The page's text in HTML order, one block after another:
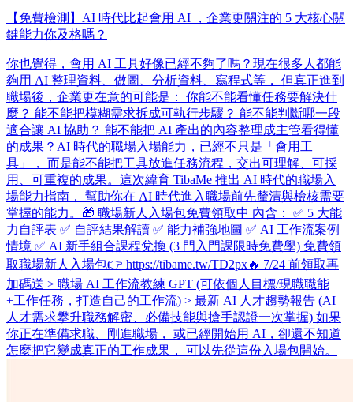
【免費檢測】AI 時代比起會用 AI ，企業更關注的 5 大核心關
鍵能力你及格嗎？
你也覺得，會用 AI 工具好像已經不夠了嗎？ ​ 現在很多人都能
夠用 AI 整理資料、做圖、分析資料、寫程式等， 但真正進到
職場後，企業更在意的可能是： 你能不能看懂任務要解決什
麼？ 能不能把模糊需求拆成可執行步驟？ 能不能判斷哪一段
適合讓 AI 協助？ 能不能把 AI 產出的內容整理成主管看得懂
的成果？ ​ AI 時代的職場入場能力，已經不只是「會用工
具」， 而是能不能把工具放進任務流程，交出可理解、可採
用、可重複的成果。 ​ 這次緯育 TibaMe 推出 AI 時代的職場入
場能力指南， 幫助你在 AI 時代進入職場前先釐清與檢核需要
掌握的能力。 ​ 🎁 職場新人入場包免費領取中 內含： ✅ 5 大能
力自評表 ✅ 自評結果解讀 ✅ 能力補強地圖 ✅ AI 工作流案例
情境 ✅ AI 新手組合課程兌換 (3 門入門課限時免費學) 免費領
取職場新人入場包👉 https://tibame.tw/TD2px ​ 🔥 7/24 前領取再
加碼送 > 職場 AI 工作流教練 GPT (可依個人目標/現職職能
+工作任務，打造自己的工作流) > 最新 AI 人才趨勢報告 (AI
人才需求攀升職務解密、必備技能與搶手認證一次掌握) 如果
你正在準備求職、剛進職場， 或已經開始用 AI，卻還不知道
怎麼把它變成真正的工作成果， 可以先從這份入場包開始。 ​